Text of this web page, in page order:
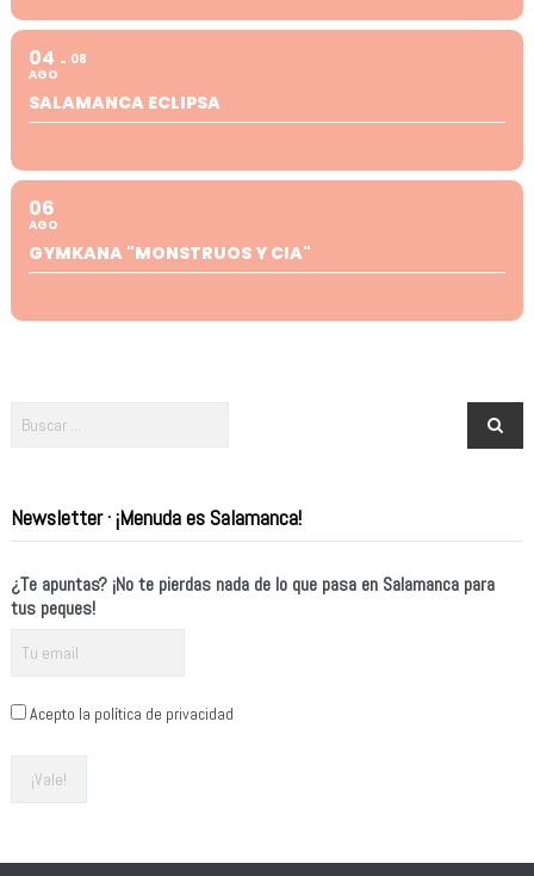
04
AGO
08
SALAMANCA ECLIPSA
06
AGO
GYMKANA "MONSTRUOS Y CIA"
Newsletter · ¡Menuda es Salamanca!
¿Te apuntas? ¡No te pierdas nada de lo que pasa en Salamanca para
tus peques!
Acepto la política de privacidad